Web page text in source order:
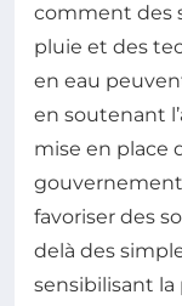
comment des
pluie et des
en eau
en soutenant
mise en place
favoriser des
delà des
sensibilisant